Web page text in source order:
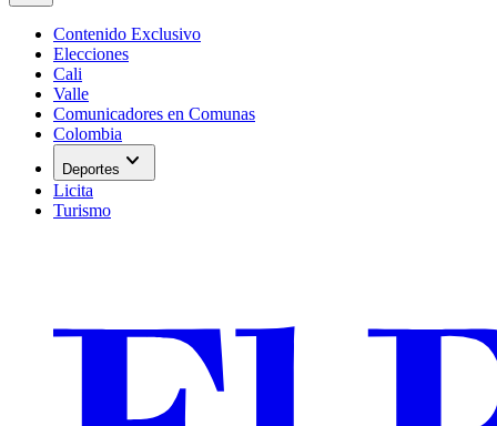
Contenido Exclusivo
Elecciones
Cali
Valle
Comunicadores en Comunas
Colombia
Deportes expand_more
Licita
Turismo